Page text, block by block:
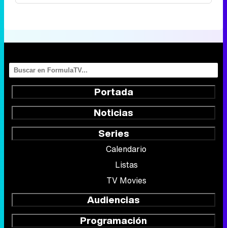
Portada
Noticias
Series
Calendario
Listas
TV Movies
Audiencias
Programación